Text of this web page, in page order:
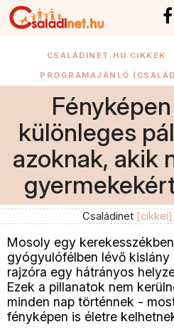
CSALÁDINET.HU CIKKEK
PROGRAMAJÁNLÓ
különleges
azoknak, akik
Családinet [cikkei]
Mosoly egy
gyógyulófélben lévő
rajzóra egy hátrányos
Ezek a pillanatok nem
minden nap történnek -
fényképen is életre